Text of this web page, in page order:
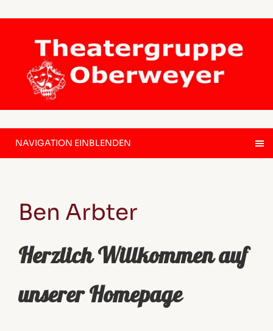
NAVIGATION EINBLENDEN
Ben Arbter
Herzlich Willkommen auf
unserer Homepage